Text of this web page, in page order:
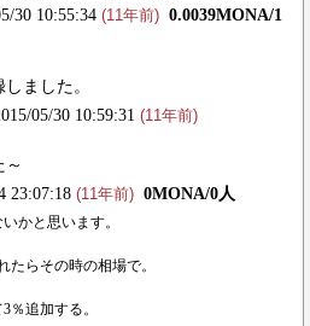
30 10:55:34 (11年前) 0.0039MONA/1
ました。
05/30 10:59:31 (11年前)
23:07:18 (11年前) 0MONA/0人
かと思います。
らその時の相場で。
％追加する。